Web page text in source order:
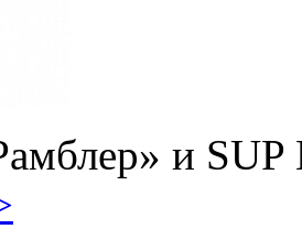
и SUP